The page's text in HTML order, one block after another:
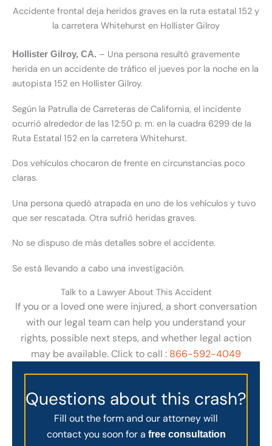
Accidente frontal deja heridos graves en la ruta estatal 152 y
la carretera Whitehurst en Hollister Gilroy
Hollister Gilroy, CA. – Una persona resultó gravemente
herida en un accidente de tráfico el jueves por la noche en la
autopista 152 en Hollister Gilroy.
Según la Patrulla de Carreteras de California, el incidente
ocurrió alrededor de las 12:50 p. m. en la cuadra 6299 de la
Ruta Estatal 152 en la carretera Whitehurst.
Dos vehículos chocaron de frente en circunstancias poco
claras.
Una persona quedó atrapada en uno de los vehículos y tuvo
que ser rescatada. Otra sufrió heridas graves.
No se dispuso de más detalles sobre el accidente.
Se está llevando a cabo una investigación.
Talk to a Lawyer About This Accident
If you or a loved one were injured, a short conversation
with our legal team can help you understand your
rights, possible next steps, and whether legal action
may be available. Click to call : 866-592-4049
Questions about this crash?
Fill out the form and our attorney will
contact you soon for a free consultation